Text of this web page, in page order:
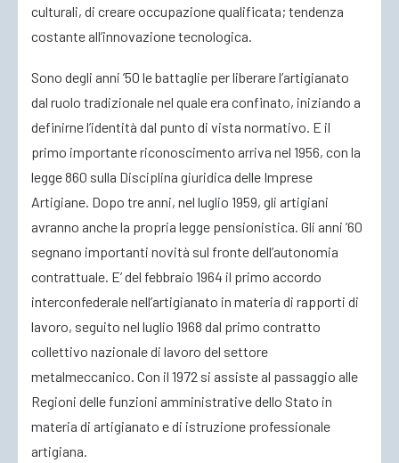
culturali, di creare occupazione qualificata; tendenza
costante all’innovazione tecnologica.
Sono degli anni ’50 le battaglie per liberare l’artigianato
dal ruolo tradizionale nel quale era confinato, iniziando a
definirne l’identità dal punto di vista normativo. E il
primo importante riconoscimento arriva nel 1956, con la
legge 860 sulla Disciplina giuridica delle Imprese
Artigiane. Dopo tre anni, nel luglio 1959, gli artigiani
avranno anche la propria legge pensionistica. Gli anni ’60
segnano importanti novità sul fronte dell’autonomia
contrattuale. E’ del febbraio 1964 il primo accordo
interconfederale nell’artigianato in materia di rapporti di
lavoro, seguito nel luglio 1968 dal primo contratto
collettivo nazionale di lavoro del settore
metalmeccanico. Con il 1972 si assiste al passaggio alle
Regioni delle funzioni amministrative dello Stato in
materia di artigianato e di istruzione professionale
artigiana.